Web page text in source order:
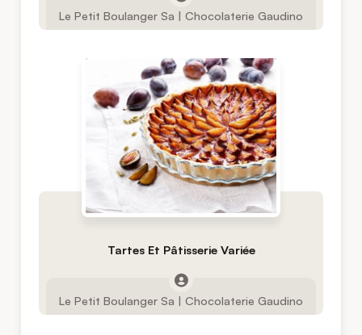
Le Petit Boulanger Sa | Chocolaterie Gaudino
Tartes Et Pâtisserie Variée
Le Petit Boulanger Sa | Chocolaterie Gaudino